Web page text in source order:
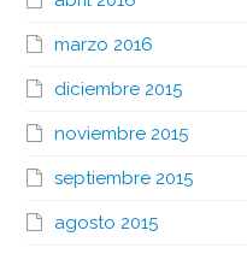
marzo 2016
diciembre 2015
noviembre 2015
septiembre 2015
agosto 2015